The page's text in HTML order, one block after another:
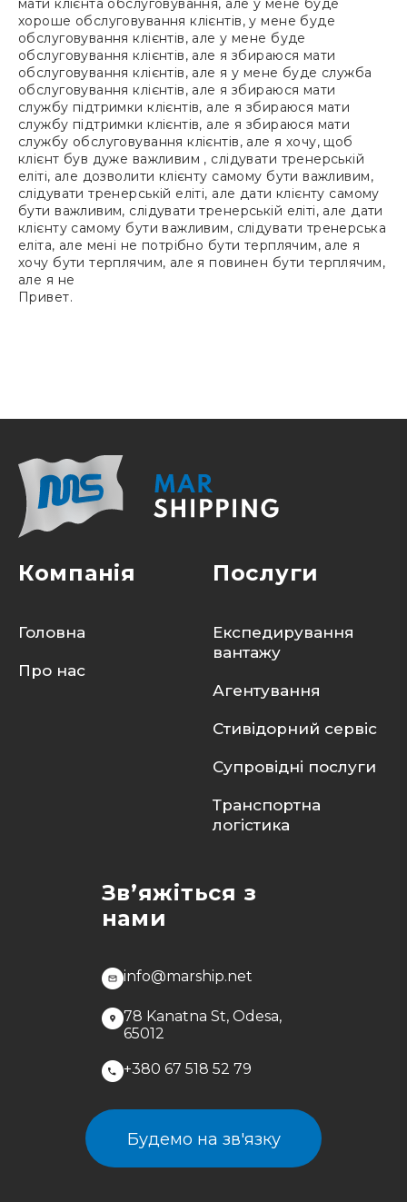
хороше обслуговування клієнтів, у мене буде
обслуговування клієнтів, але у мене буде
обслуговування клієнтів, але я збираюся мати
обслуговування клієнтів, але я у мене буде служба
обслуговування клієнтів, але я збираюся мати
службу підтримки клієнтів, але я збираюся мати
службу підтримки клієнтів, але я збираюся мати
службу обслуговування клієнтів, але я хочу, щоб
клієнт був дуже важливим , слідувати тренерській
еліті, але дозволити клієнту самому бути важливим,
слідувати тренерській еліті, але дати клієнту самому
бути важливим, слідувати тренерській еліті, але дати
клієнту самому бути важливим, слідувати тренерська
еліта, але мені не потрібно бути терплячим, але я
хочу бути терплячим, але я повинен бути терплячим,
але я не
Привет.
Компанія
Головна
Про нас
Послуги
Експедирування
вантажу
Агентування
Стивідорний сервіс
Супровідні послуги
Транспортна
логістика
Зв’яжіться з
нами
info@marship.net
78 Kanatna St, Odesa,
65012
+380 67 518 52 79
Будемо на зв'язку